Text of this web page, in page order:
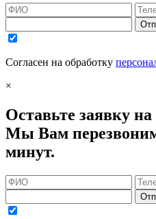
Согласен на обработку
×
Оставьте заявку
Мы Вам
минут.